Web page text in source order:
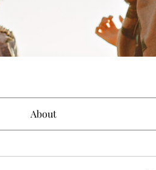
About